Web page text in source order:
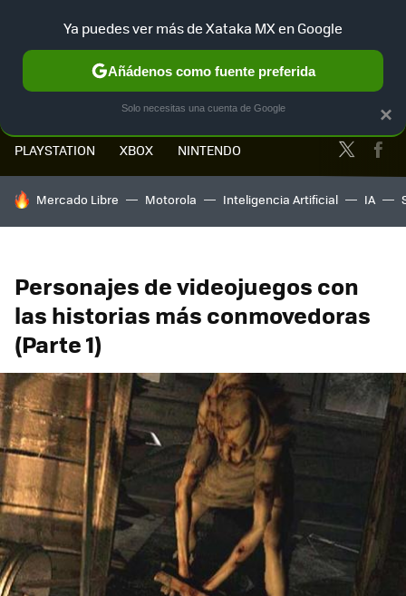
PLAYSTATION XBOX NINTENDO Twitter
HOY SE HABLA DE
Mercado Libre Motorola Inteligencia Artificial IA
Personajes de videojuegos con
las historias más conmovedoras
(Parte 1)
×
Ya puedes ver más de Xataka MX en Google
Añádenos como fuente preferida
Solo necesitas una cuenta de Google